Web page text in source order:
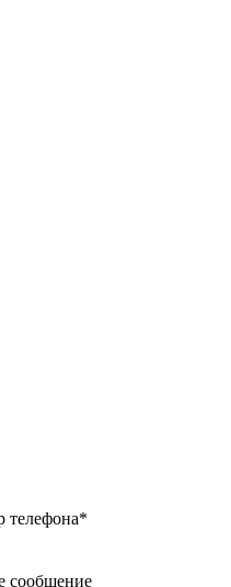
телефона*
сообщение